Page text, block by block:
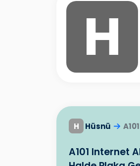
H
H Hüsnü A101
A101 Internet